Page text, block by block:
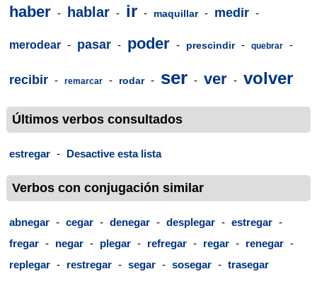
haber - hablar - ir - maquillar - medir -
merodear - pasar - poder - prescindir - quebrar -
recibir - remarcar - rodar - ser - ver - volver
Últimos verbos consultados
estregar - Desactive esta lista
Verbos con conjugación similar
abnegar - cegar - denegar - desplegar - estregar -
fregar - negar - plegar - refregar - regar - renegar -
replegar - restregar - segar - sosegar - trasegar